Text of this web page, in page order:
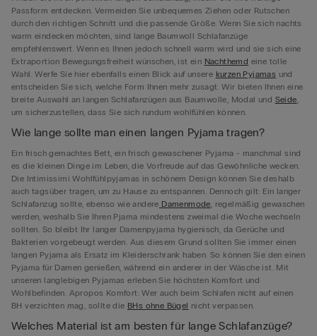
Passform entdecken. Vermeiden Sie unbequemes Ziehen oder Rutschen
durch den richtigen Schnitt und die passende Größe. Wenn Sie sich nachts
warm eindecken möchten, sind lange Baumwoll Schlafanzüge
empfehlenswert. Wenn es Ihnen jedoch schnell warm wird und sie sich eine
Extraportion Bewegungsfreiheit wünschen, ist ein Nachthemd eine tolle
Wahl. Werfe Sie hier ebenfalls einen Blick auf unsere kurzen Pyjamas und
entscheiden Sie sich, welche Form Ihnen mehr zusagt. Wir bieten Ihnen eine
breite Auswahl an langen Schlafanzügen aus Baumwolle, Modal und Seide,
um sicherzustellen, dass Sie sich rundum wohlfühlen können.
Wie lange sollte man einen langen Pyjama tragen?
Ein frisch gemachtes Bett, ein frisch gewaschener Pyjama - manchmal sind
es die kleinen Dinge im Leben, die Vorfreude auf das Gewöhnliche wecken.
Die Intimissimi Wohlfühlpyjamas in schönem Design können Sie deshalb
auch tagsüber tragen, um zu Hause zu entspannen. Dennoch gilt: Ein langer
Schlafanzug sollte, ebenso wie andere Damenmode, regelmäßig gewaschen
werden, weshalb Sie Ihren Pjama mindestens zweimal die Woche wechseln
sollten. So bleibt Ihr langer Damenpyjama hygienisch, da Gerüche und
Bakterien vorgebeugt werden. Aus diesem Grund sollten Sie immer einen
langen Pyjama als Ersatz im Kleiderschrank haben. So können Sie den einen
Pyjama für Damen genießen, während ein anderer in der Wäsche ist. Mit
unseren langlebigen Pyjamas erleben Sie höchsten Komfort und
Wohlbefinden. Apropos Komfort: Wer auch beim Schlafen nicht auf einen
BH verzichten mag, sollte die BHs ohne Bügel nicht verpassen.
Welches Material ist am besten für lange Schlafanzüge?